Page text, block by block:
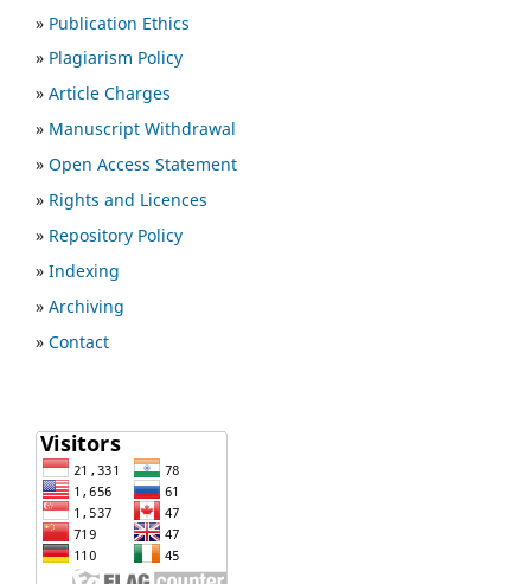
» Publication Ethics
» Plagiarism Policy
» Article Charges
» Manuscript Withdrawal
» Open Access Statement
» Rights and Licences
» Repository Policy
» Indexing
» Archiving
» Contact